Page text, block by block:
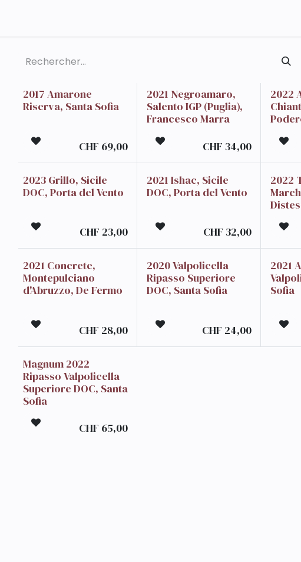
2017 Amarone
Riserva, Santa Sofia
CHF 69,00
2021 Negroamaro,
Salento IGP (Puglia),
Francesco Marra
CHF34,00
2022
2023 Grillo, Sicile
DOC, Porta del Vento
CHF 23,00
2021 Ishac, Sicile
DOC, Porta del Vento
CHF32,00
2022
2021 Concrete,
Montepulciano
d'Abruzzo, De Fermo
CHF 28,00
2020 Valpolicella
Ripasso Superiore
DOC, Santa Sofia
CHF 24,00
2021
Sofia
Magnum 2022
Ripasso Valpolicella
Superiore DOC, Santa
Sofia
CHF 65,00